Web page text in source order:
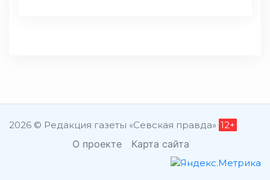
2026 © Редакция газеты «Севская правда» 12+
О проекте Карта сайта